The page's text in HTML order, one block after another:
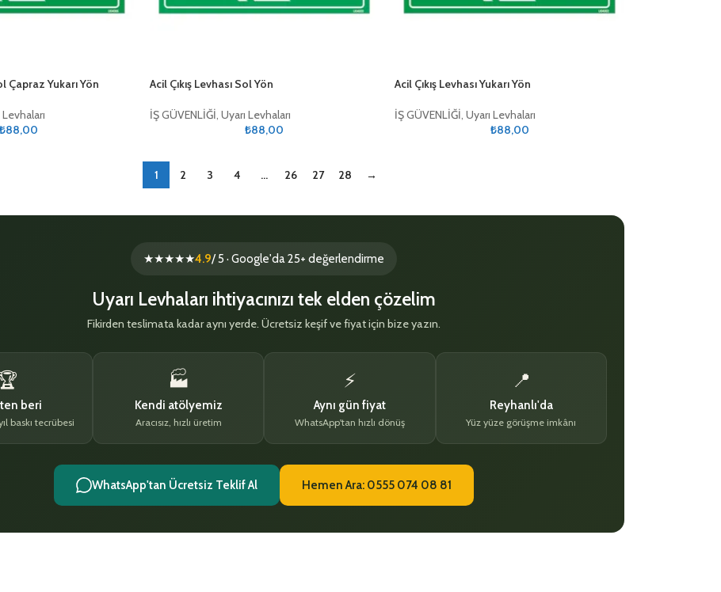
Çapraz Yukarı Yön
Levhaları
₺88,00
Acil Çıkış Levhası Sol Yön
İŞ GÜVENLİĞİ Uyarı Levhaları
₺88,00
Acil Çıkış Levhası Yukarı Yön
İŞ GÜVENLİĞİ Uyarı Levhaları
₺88,00
1 2 3 4 … 26 27 28 →
★★★★★4.9/ 5 · Google'da 25+ değerlendirme
Uyarı Levhaları ihtiyacınızı tek elden çözelim
Fikirden teslimata kadar aynı yerde. Ücretsiz keşif ve fiyat için bize yazın.
beri
baskı tecrübesi
🏭
Kendi atölyemiz
Aracısız, hızlı üretim
⚡
Aynı gün fiyat
WhatsApp'tan hızlı dönüş
📍
Reyhanlı'da
Yüz yüze görüşme imkânı
WhatsApp'tan Ücretsiz Teklif Al Hemen Ara: 0555 074 08 81